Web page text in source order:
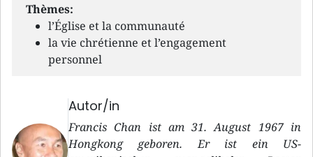
Thèmes:
l’Église et la communauté
la vie chrétienne et l’engagement
personnel
Autor/in
Francis Chan ist am 31. August 1967 in
Hongkong geboren. Er ist ein US-